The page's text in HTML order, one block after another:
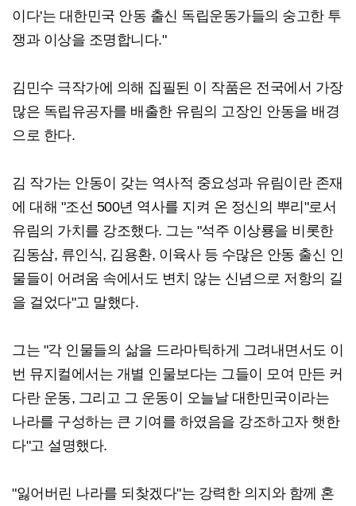
이다'는 대한민국 안동 출신 독립운동가들의 숭고한 투
쟁과 이상을 조명합니다."
김민수 극작가에 의해 집필된 이 작품은 전국에서 가장
많은 독립유공자를 배출한 유림의 고장인 안동을 배경
으로 한다.
김 작가는 안동이 갖는 역사적 중요성과 유림이란 존재
에 대해 "조선 500년 역사를 지켜 온 정신의 뿌리"로서
유림의 가치를 강조했다. 그는 "석주 이상룡을 비롯한
김동삼, 류인식, 김용환, 이육사 등 수많은 안동 출신 인
물들이 어려움 속에서도 변치 않는 신념으로 저항의 길
을 걸었다"고 말했다.
그는 "각 인물들의 삶을 드라마틱하게 그려내면서도 이
번 뮤지컬에서는 개별 인물보다는 그들이 모여 만든 커
다란 운동, 그리고 그 운동이 오늘날 대한민국이라는
나라를 구성하는 큰 기여를 하였음을 강조하고자 햇한
다"고 설명했다.
"잃어버린 나라를 되찾겠다"는 강력한 의지와 함께 혼